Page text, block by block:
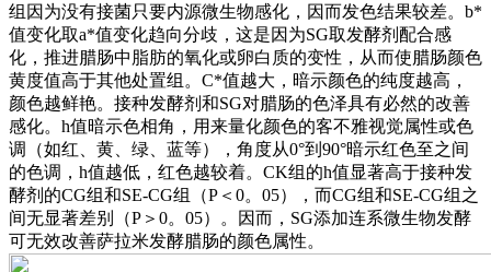
组因为没有接菌只要内源微生物感化，因而发色结果较差。b*
值变化取a*值变化趋向分歧，这是因为SG取发酵剂配合感
化，推进腊肠中脂肪的氧化或卵白质的变性，从而使腊肠颜色
黄度值高于其他处置组。C*值越大，暗示颜色的纯度越高，
颜色越鲜艳。接种发酵剂和SG对腊肠的色泽具有必然的改善
感化。h值暗示色相角，用来量化颜色的客不雅视觉属性或色
调（如红、黄、绿、蓝等），角度从0°到90°暗示红色至之间
的色调，h值越低，红色越较着。CK组的h值显著高于接种发
酵剂的CG组和SE-CG组（P＜0。05），而CG组和SE-CG组之
间无显著差别（P＞0。05）。因而，SG添加连系微生物发酵
可无效改善萨拉米发酵腊肠的颜色属性。